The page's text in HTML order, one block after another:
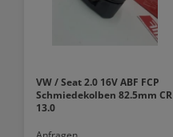
VW / Seat 2.0 16V ABF FCP
Schmiedekolben 82.5mm CR
13.0